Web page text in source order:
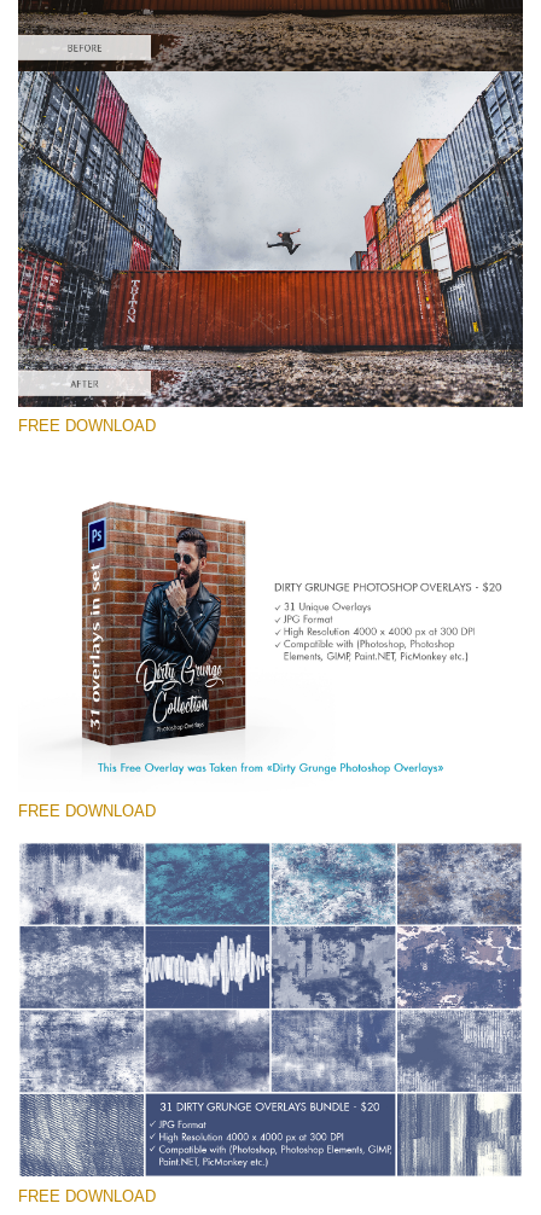
Free Photoshop Overlay #4
Small 800*533px
Dirty Grunge
(31 Overlays)
Large 6000*4000px
Large 6000*4000px
Entire Collection
(1783 Overlays)
Large 6000*4000px
Descărcare gratuită
FREE DOWNLOAD
FREE DOWNLOAD
FREE DOWNLOAD